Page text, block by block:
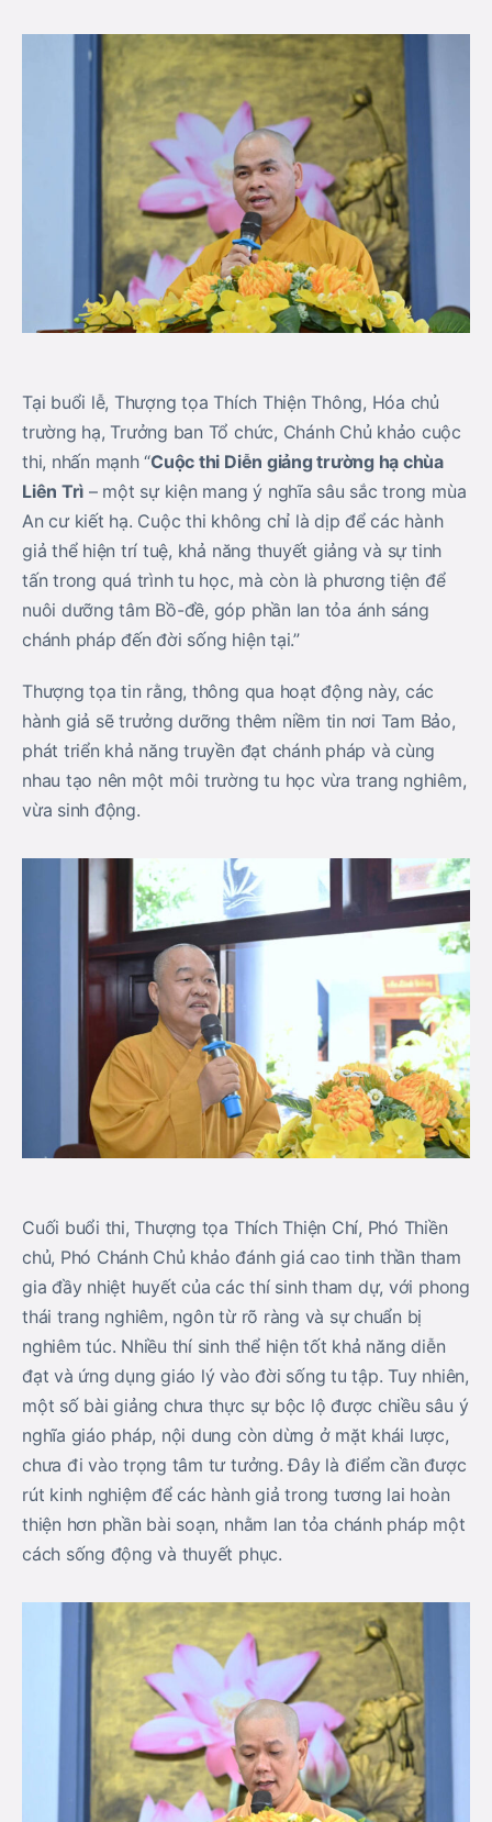
Tại buổi lễ, Thượng tọa Thích Thiện Thông, Hóa chủ
trường hạ, Trưởng ban Tổ chức, Chánh Chủ khảo cuộc
thi, nhấn mạnh “Cuộc thi Diễn giảng trường hạ chùa
Liên Trì – một sự kiện mang ý nghĩa sâu sắc trong mùa
An cư kiết hạ. Cuộc thi không chỉ là dịp để các hành
giả thể hiện trí tuệ, khả năng thuyết giảng và sự tinh
tấn trong quá trình tu học, mà còn là phương tiện để
nuôi dưỡng tâm Bồ-đề, góp phần lan tỏa ánh sáng
chánh pháp đến đời sống hiện tại.”
Thượng tọa tin rằng, thông qua hoạt động này, các
hành giả sẽ trưởng dưỡng thêm niềm tin nơi Tam Bảo,
phát triển khả năng truyền đạt chánh pháp và cùng
nhau tạo nên một môi trường tu học vừa trang nghiêm,
vừa sinh động.
Cuối buổi thi, Thượng tọa Thích Thiện Chí, Phó Thiền
chủ, Phó Chánh Chủ khảo đánh giá cao tinh thần tham
gia đầy nhiệt huyết của các thí sinh tham dự, với phong
thái trang nghiêm, ngôn từ rõ ràng và sự chuẩn bị
nghiêm túc. Nhiều thí sinh thể hiện tốt khả năng diễn
đạt và ứng dụng giáo lý vào đời sống tu tập. Tuy nhiên,
một số bài giảng chưa thực sự bộc lộ được chiều sâu ý
nghĩa giáo pháp, nội dung còn dừng ở mặt khái lược,
chưa đi vào trọng tâm tư tưởng. Đây là điểm cần được
rút kinh nghiệm để các hành giả trong tương lai hoàn
thiện hơn phần bài soạn, nhằm lan tỏa chánh pháp một
cách sống động và thuyết phục.